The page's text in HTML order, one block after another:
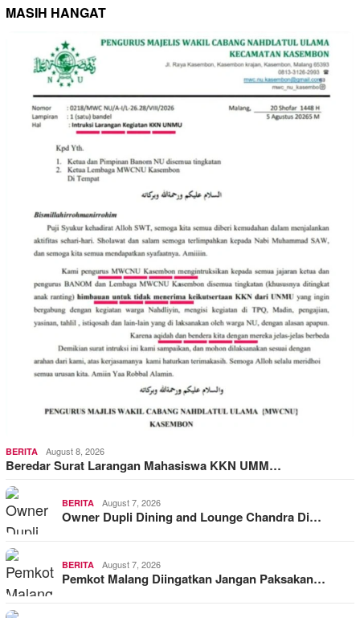
MASIH HANGAT
BERITA August 8, 2026
Beredar Surat Larangan Mahasiswa KKN UMM…
BERITA August 7, 2026
Owner Dupli Dining and Lounge Chandra Di…
BERITA August 7, 2026
Pemkot Malang Diingatkan Jangan Paksakan…